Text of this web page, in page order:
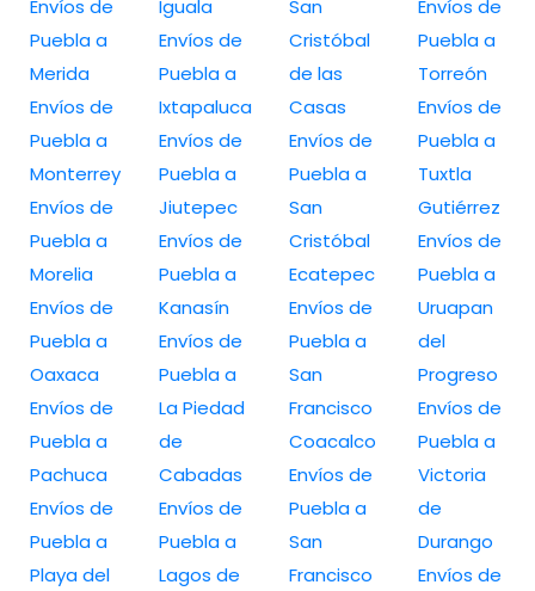
Envíos de
Puebla a
Merida
Envíos de
Puebla a
Monterrey
Envíos de
Puebla a
Morelia
Envíos de
Puebla a
Oaxaca
Envíos de
Puebla a
Pachuca
Envíos de
Puebla a
Playa del
Iguala
Envíos de
Puebla a
Ixtapaluca
Envíos de
Puebla a
Jiutepec
Envíos de
Puebla a
Kanasín
Envíos de
Puebla a
La Piedad
de
Cabadas
Envíos de
Puebla a
Lagos de
San
Cristóbal
de las
Casas
Envíos de
Puebla a
San
Cristóbal
Ecatepec
Envíos de
Puebla a
San
Francisco
Coacalco
Envíos de
Puebla a
San
Francisco
Envíos de
Puebla a
Torreón
Envíos de
Puebla a
Tuxtla
Gutiérrez
Envíos de
Puebla a
Uruapan
del
Progreso
Envíos de
Puebla a
Victoria
de
Durango
Envíos de